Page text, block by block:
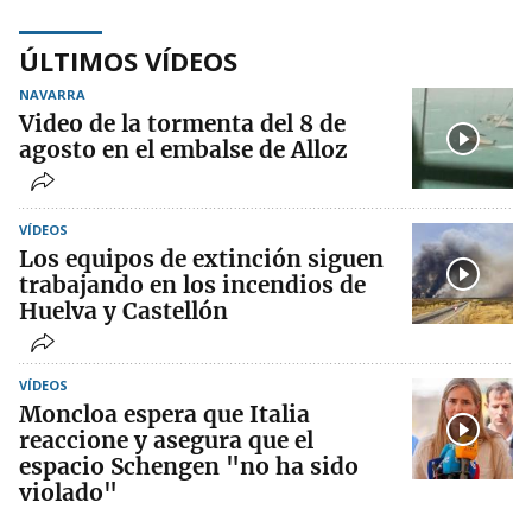
ÚLTIMOS VÍDEOS
NAVARRA
Video de la tormenta del 8 de
agosto en el embalse de Alloz
VÍDEOS
Los equipos de extinción siguen
trabajando en los incendios de
Huelva y Castellón
VÍDEOS
Moncloa espera que Italia
reaccione y asegura que el
espacio Schengen "no ha sido
violado"